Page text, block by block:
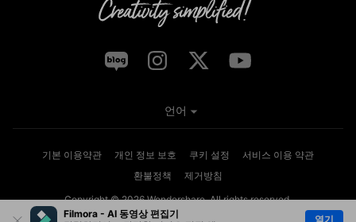
Filmora - AI 동영상 편집기
열기
기본 이용약관 개인 정보 보호 쿠키 설정
서비스 이용 약관
환불정책
제거방침
Copyright © 2026Wondershare. All rights reserved.
언어